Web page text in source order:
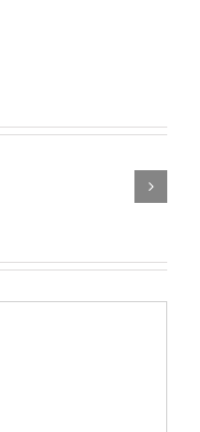
Six
No
Macro